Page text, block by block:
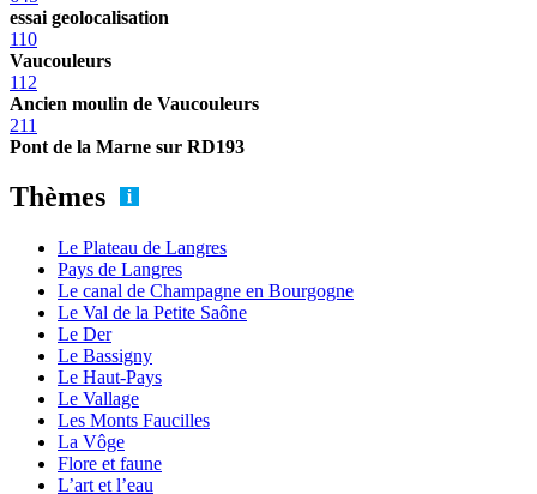
essai geolocalisation
110
Vaucouleurs
112
Ancien moulin de Vaucouleurs
211
Pont de la Marne sur RD193
Thèmes
Le Plateau de Langres
Pays de Langres
Le canal de Champagne en Bourgogne
Le Val de la Petite Saône
Le Der
Le Bassigny
Le Haut-Pays
Le Vallage
Les Monts Faucilles
La Vôge
Flore et faune
L’art et l’eau